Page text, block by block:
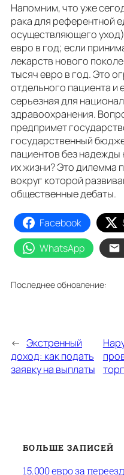
Напомним, что уже
рака для референтной
осуществляющего
евро в год; если
лекарств нового
тысяч евро в год. Это
отдельного пациента и
серьезная для
здравоохранения.
предпримет
государственный
пациентов без
их жизни? Это дилемма
вокруг которой
общественные дебаты.
Facebook
WhatsApp
Последнее обновление:
← Экстренный
доход: как подать
заявку на выплаты
БОЛЬШЕ ЗАПИСЕЙ
15.000 евро за